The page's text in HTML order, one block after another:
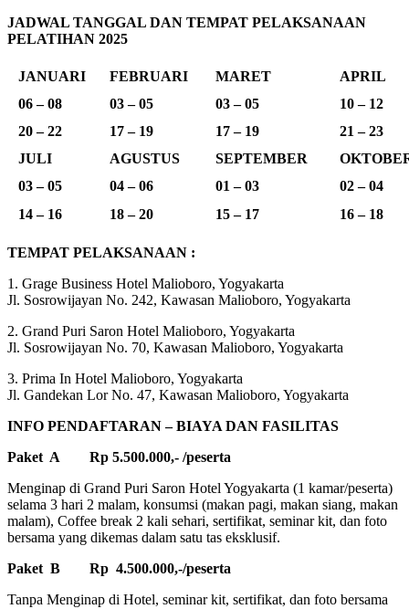
JADWAL TANGGAL DAN TEMPAT PELAKSANAAN
PELATIHAN 2025
JANUARI FEBRUARI MARET
APRIL
06 – 08
03 – 05 03 – 05
10 – 12
20 – 22
17 – 19 17 – 19
21 – 23
JULI
AGUSTUS SEPTEMBER
03 – 05
04 – 06 01 – 03
02 – 04
14 – 16
18 – 20 15 – 17 16 – 18
TEMPAT PELAKSANAAN :
1. Grage Business Hotel Malioboro, Yogyakarta
Jl. Sosrowijayan No. 242, Kawasan Malioboro, Yogyakarta
2. Grand Puri Saron Hotel Malioboro, Yogyakarta
Jl. Sosrowijayan No. 70, Kawasan Malioboro, Yogyakarta
3. Prima In Hotel Malioboro, Yogyakarta
Jl. Gandekan Lor No. 47, Kawasan Malioboro, Yogyakarta
INFO PENDAFTARAN – BIAYA DAN FASILITAS
Paket A Rp 5.500.000,- /peserta
Menginap di Grand Puri Saron Hotel Yogyakarta (1 kamar/peserta)
selama 3 hari 2 malam, konsumsi (makan pagi, makan siang, makan
malam), Coffee break 2 kali sehari, sertifikat, seminar kit, dan foto
bersama yang dikemas dalam satu tas eksklusif.
Paket B Rp 4.500.000,-/peserta
Tanpa Menginap di Hotel, seminar kit, sertifikat, dan foto bersama